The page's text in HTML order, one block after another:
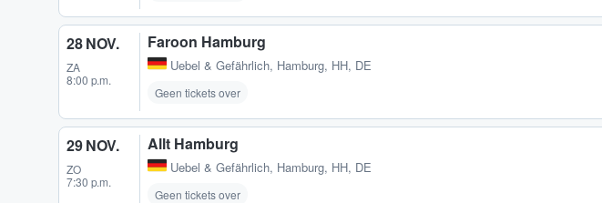
28 NOV.
ZA
8:00 p.m.
Faroon Hamburg
Uebel & Gefährlich, Hamburg, HH, DE
Geen tickets over
29 NOV.
ZO
7:30 p.m.
Allt Hamburg
Uebel & Gefährlich, Hamburg, HH, DE
Geen tickets over